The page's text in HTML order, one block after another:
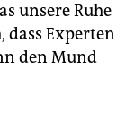
unsere Ruhe
Experten
den Mund